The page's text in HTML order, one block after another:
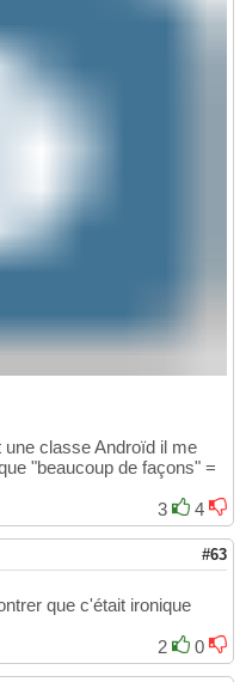
classe Androïd il me
"beaucoup de façons" =
3
4
#63
que c'était ironique
2
0